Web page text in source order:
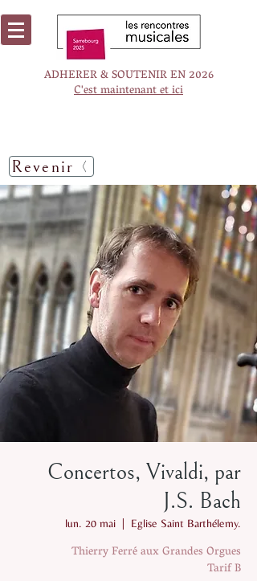
ADHERER & SOUTENIR EN 2026
C'est maintenant et ici
Revenir
Concertos, Vivaldi, par
J.S. Bach
lun. 20 mai Eglise Saint Barthélemy.
Thierry Ferré aux Grandes Orgues
Tarif B